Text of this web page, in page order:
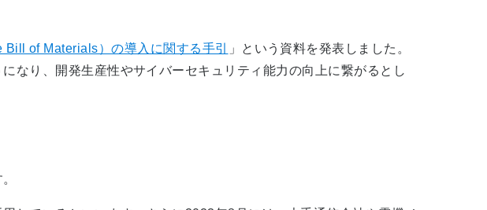
of Materials）の導入に関する手引
」という資料を発表しました。
なり、開発生産性やサイバーセキュリティ能力の向上に繋がるとし